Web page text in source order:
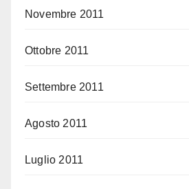
Novembre 2011
Ottobre 2011
Settembre 2011
Agosto 2011
Luglio 2011